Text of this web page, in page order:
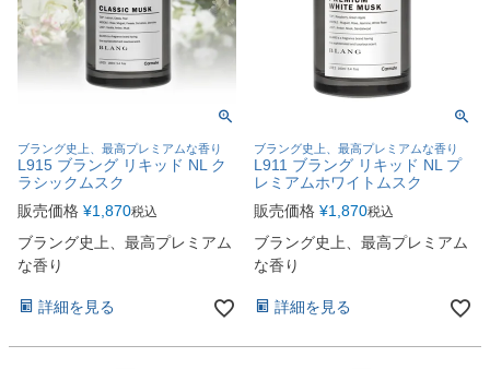
ブラング史上、最高プレミアムな香り
L915 ブラング リキッド NL ク
ラシックムスク
販売価格 ¥1,870税込
ブラング史上、最高プレミアム
な香り
詳細を見る
ブラング史上、最高プレミアムな香り
L911 ブラング リキッド NL プ
レミアムホワイトムスク
販売価格 ¥1,870税込
ブラング史上、最高プレミアム
な香り
詳細を見る